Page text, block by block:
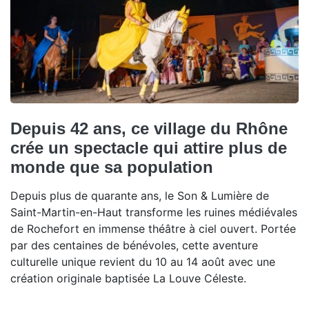
Depuis 42 ans, ce village du Rhône
crée un spectacle qui attire plus de
monde que sa population
Depuis plus de quarante ans, le Son & Lumière de
Saint-Martin-en-Haut transforme les ruines médiévales
de Rochefort en immense théâtre à ciel ouvert. Portée
par des centaines de bénévoles, cette aventure
culturelle unique revient du 10 au 14 août avec une
création originale baptisée La Louve Céleste.